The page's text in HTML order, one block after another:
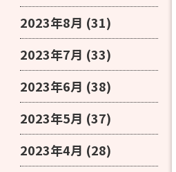
2023年8月 (31)
2023年7月 (33)
2023年6月 (38)
2023年5月 (37)
2023年4月 (28)